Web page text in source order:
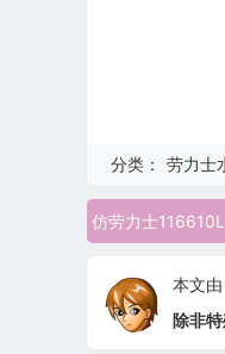
分类： 劳力士
本文由
除非